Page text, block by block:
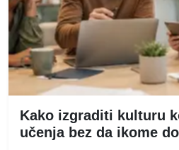
Kako izgraditi kulturu
učenja bez da ikome